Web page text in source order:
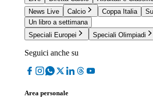
News Live
Calcio Coppa Italia
Un libro a settimana
Speciali Europei
Speciali Olimpiadi
Seguici anche su
Area personale